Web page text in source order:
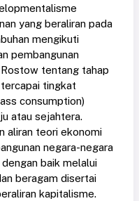
yang beraliran pada
mengikuti
pembangunan
tentang tahap
tingkat
consumption)
atau sejahtera.
aliran teori ekonomi
negara-negara
baik melalui
beragam disertai
kapitalisme.